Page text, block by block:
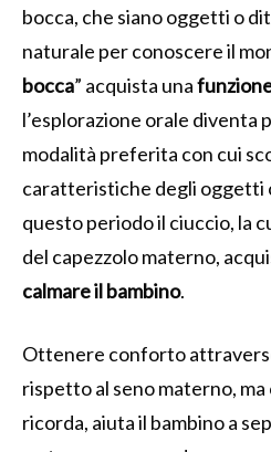
bocca, che siano oggetti o
naturale per conoscere il
bocca” acquista una
l’esplorazione orale diventa
modalità preferita con cui
caratteristiche degli oggetti
questo periodo il ciuccio, la
del capezzolo materno,
calmare il bambino.
Ottenere conforto
rispetto al seno materno,
ricorda, aiuta il bambino a